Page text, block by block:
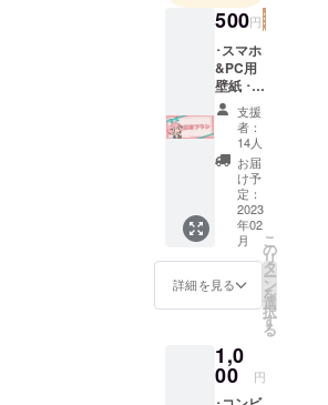
500円
･スマホ
&PC用
壁紙 ･プ
ロジェ
クト進
展の様
子を(活
動報告
にて) ･
クラ
ファン
プロ
ジェク
トあり
がとう
生配信
前を読
み上げ
※備考欄
支援
者：
14人
お届
け予
定：
2023
年02
月
詳細を見る
こ
の
リ
タ
ー
ン
を
選
択
す
る
1,0
00 円